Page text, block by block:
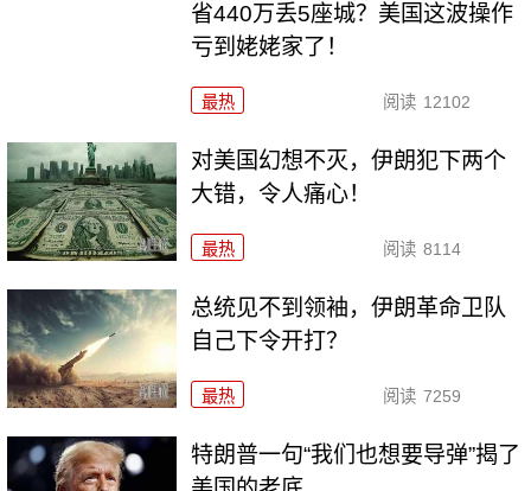
省440万丢5座城？美国这波操作
亏到姥姥家了！
最热 阅读 12102
对美国幻想不灭，伊朗犯下两个
大错，令人痛心！
最热 阅读 8114
总统见不到领袖，伊朗革命卫队
自己下令开打？
最热 阅读 7259
特朗普一句“我们也想要导弹”揭了